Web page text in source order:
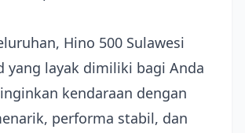
Hino 500 Sulawesi
yang layak dimiliki bagi Anda
kendaraan dengan
performa stabil, dan